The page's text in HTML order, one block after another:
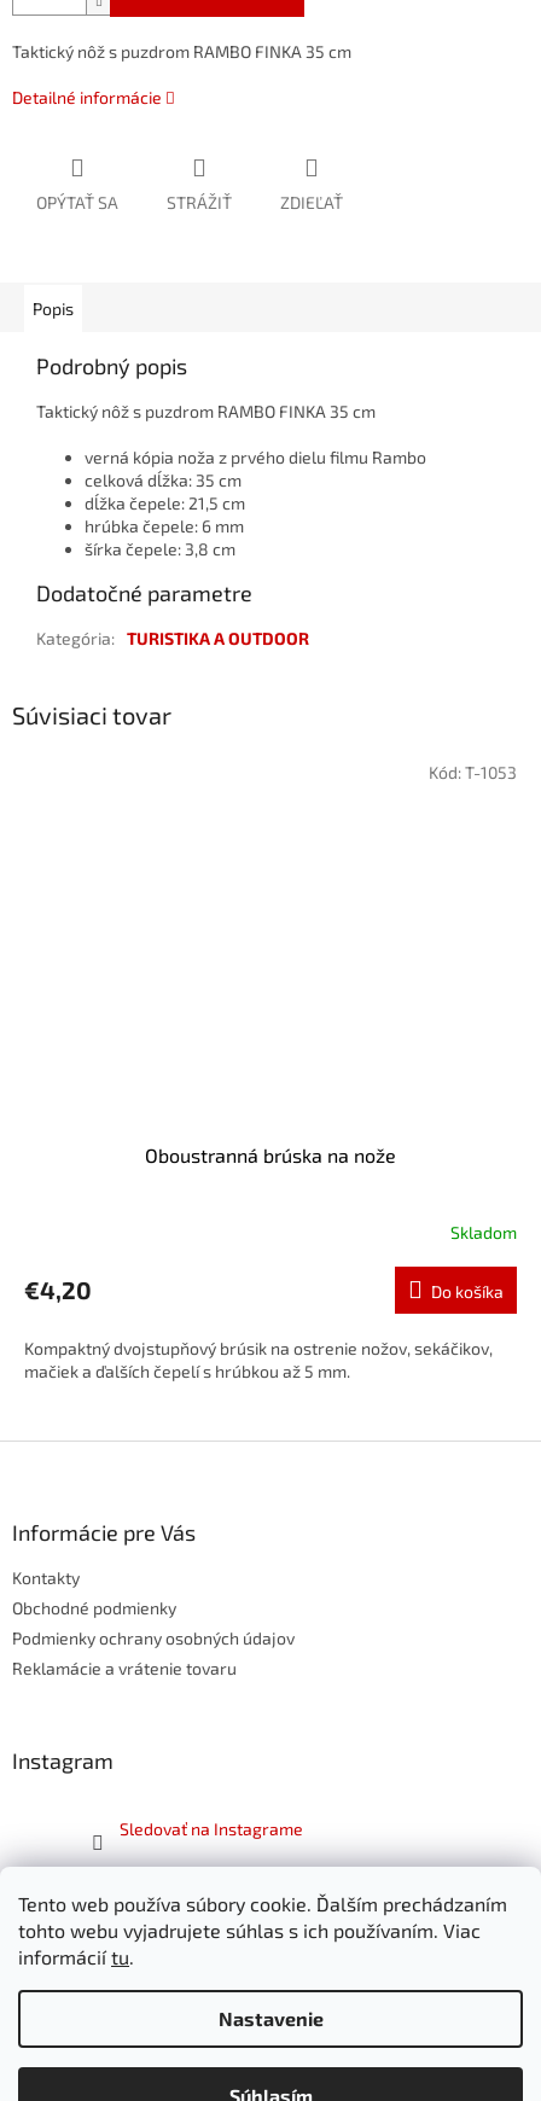
Tento web používa súbory cookie. Ďalším prechádzaním
tohto webu vyjadrujete súhlas s ich používaním. Viac
informáciítu.
Nastavenie
Súhlasím
Taktický nôž s puzdrom RAMBO FINKA 35 cm
Detailné informácie
OPÝTAŤ SA STRÁŽIŤ ZDIEĽAŤ
Popis
Podrobný popis
Taktický nôž s puzdrom RAMBO FINKA 35 cm
verná kópia noža z prvého dielu filmu Rambo
celková dĺžka: 35 cm
dĺžka čepele: 21,5 cm
hrúbka čepele: 6 mm
šírka čepele: 3,8 cm
Dodatočné parametre
Kategória: TURISTIKA A OUTDOOR
Súvisiaci tovar
Oboustranná brúska na nože
Skladom
€4,20 Do košíka
Kompaktný dvojstupňový brúsik na ostrenie nožov, sekáčikov,
mačiek a ďalších čepelí s hrúbkou až 5 mm.
Kód:T-1053
Informácie pre Vás
Kontakty
Obchodné podmienky
Podmienky ochrany osobných údajov
Reklamácie a vrátenie tovaru
Instagram
Sledovať na Instagrame
Facebook
Vytvoril Shoptet